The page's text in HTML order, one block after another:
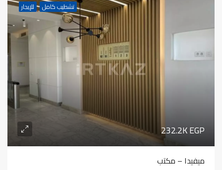
تشطيب كامل للإيجار
232.2K EGP
ميفيدا – مكتب